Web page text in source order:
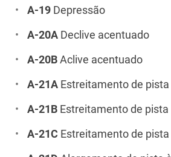
A-19 Depressão
A-20A Declive acentuado
A-20B Aclive acentuado
A-21A Estreitamento de
A-21B Estreitamento de
A-21C Estreitamento de